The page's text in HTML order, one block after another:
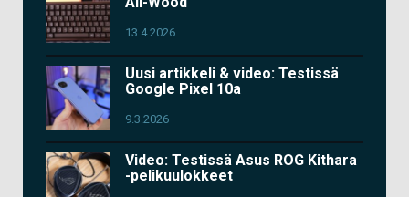
13.4.2026
Uusi artikkeli & video: Testissä
Google Pixel 10a
9.3.2026
Video: Testissä Asus ROG Kithara
-pelikuulokkeet